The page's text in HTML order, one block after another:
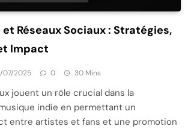
Réseaux Sociaux : Stratégies,
Impact
07/2025 0 30 Mins
jouent un rôle crucial dans la
indie en permettant un
entre artistes et fans et une promotion